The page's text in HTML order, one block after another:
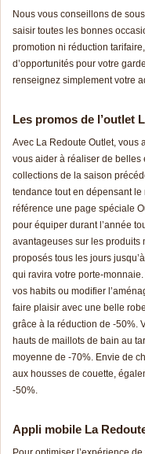
Nous vous conseillons de
saisir toutes les bonnes
promotion ni réduction
d’opportunités pour votre
renseignez simplement votre
Les promos de l’outlet
Avec La Redoute Outlet, vous
vous aider à réaliser de belles
collections de la saison
tendance tout en dépensant
référence une page spéciale
pour équiper durant l’année
avantageuses sur les produits
proposés tous les jours
qui ravira votre porte-
vos habits ou modifier
faire plaisir avec une belle
grâce à la réduction de -50%.
hauts de maillots de bain au
moyenne de -70%. Envie de
aux housses de couette,
-50%.
Appli mobile La